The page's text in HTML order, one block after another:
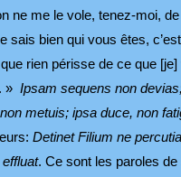
ne me le vole, tenez‑moi,
sais bien qui vous êtes,
rien périsse de ce que
» Ipsam sequens non
metuis; ipsa duce, non
Detinet Filium ne
. Ce sont les paroles